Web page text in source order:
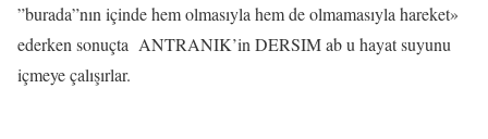
”burada”nın içinde hem olmasıyla hem de olmamasıyla hareket»
ederken sonuçta ANTRANIK’in DERSIM ab u hayat suyunu
içmeye çalışırlar.